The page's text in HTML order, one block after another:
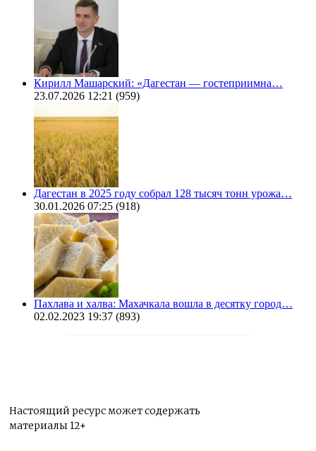
Кирилл Машарский: «Дагестан — гостеприимна…
23.07.2026 12:21 (959)
Дагестан в 2025 году собрал 128 тысяч тонн урожа…
30.01.2026 07:25 (918)
Пахлава и халва: Махачкала вошла в десятку город…
02.02.2023 19:37 (893)
Настоящий ресурс может содержать
материалы 12+